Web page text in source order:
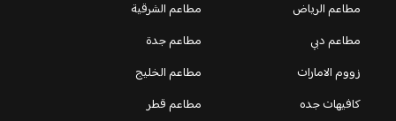
مطاعم الرياض
مطاعم الشرقية
مطاعم دبي
مطاعم جدة
زووم الامارات
مطاعم الخليج
كافيهات جده
مطاعم قطر